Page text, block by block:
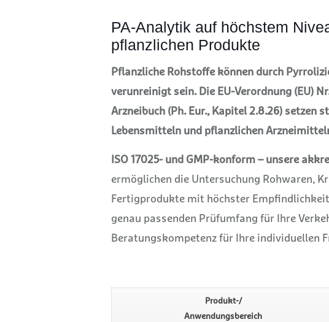
PA-Analytik auf höchstem
pflanzlichen Produkte
Pflanzliche Rohstoffe können durch
verunreinigt sein. Die EU-Verordnung (EU)
Arzneibuch (Ph. Eur., Kapitel 2.8.26) setzen
Lebensmitteln und pflanzlichen
ISO 17025- und GMP-konform – unsere
ermöglichen die Untersuchung Rohwaren,
Fertigprodukte mit höchster
genau passenden Prüfumfang für Ihre
Beratungskompetenz für Ihre individuellen
Produkt-/
Anwendungsbereich